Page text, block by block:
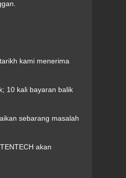
kami menerima
10 kali bayaran balik
sebarang masalah
akan